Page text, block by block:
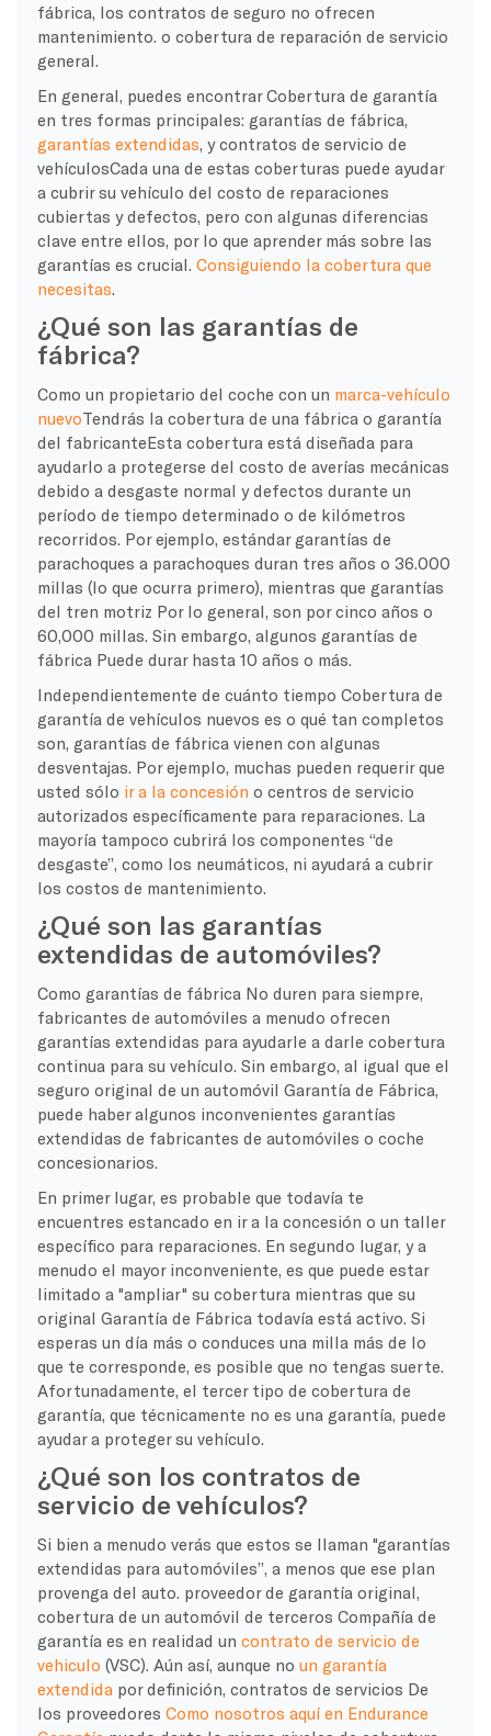
fábrica, los contratos de seguro no ofrecen
mantenimiento. o cobertura de reparación de servicio
general.
En general, puedes encontrarCobertura de garantía
en tres formas principales: garantías de fábrica,
garantías extendidas, ycontratos de servicio de
vehículosCada una de estas coberturas puede ayudar
a cubrir su vehículo del costo de reparaciones
cubiertas y defectos, pero con algunas diferencias
clave entre ellos, por lo que aprender más sobre las
garantías es crucial. Consiguiendo la cobertura que
necesitas.
¿Qué son las garantías de
fábrica?
Como un propietario del coche con un marca-vehículo
nuevoTendrás la cobertura de una fábrica o garantía
del fabricanteEsta cobertura está diseñada para
ayudarlo a protegerse del costo de averías mecánicas
debido a desgaste normal y defectos durante un
período de tiempo determinado o de kilómetros
recorridos. Por ejemplo, estándargarantías de
parachoques a parachoques duran tres años o 36.000
millas (lo que ocurra primero), mientras que garantías
del tren motriz Por lo general, son por cinco años o
60,000 millas. Sin embargo, algunos garantías de
fábrica Puede durar hasta 10 años o más.
Independientemente de cuánto tiempo Cobertura de
garantía de vehículos nuevos es o qué tan completos
son, garantías de fábrica vienen con algunas
desventajas. Por ejemplo, muchas pueden requerir que
usted sólo ir a la concesión o centros de servicio
autorizados específicamente para reparaciones. La
mayoría tampoco cubrirá los componentes “de
desgaste”, como los neumáticos, ni ayudará a cubrir
los costos de mantenimiento.
¿Qué son las garantías
extendidas de automóviles?
Como garantías de fábrica No duren para siempre,
fabricantes de automóviles a menudo ofrecen
garantías extendidas para ayudarle a darle cobertura
continua para su vehículo. Sin embargo, al igual que el
seguro original de un automóvil Garantía de Fábrica,
puede haber algunos inconvenientes garantías
extendidas de fabricantes de automóviles o coche
concesionarios.
En primer lugar, es probable que todavía te
encuentres estancado en ir a la concesión o un taller
específico para reparaciones. En segundo lugar, y a
menudo el mayor inconveniente, es que puede estar
limitado a "ampliar" su cobertura mientras que su
original Garantía de Fábrica todavía está activo. Si
esperas un día más o conduces una milla más de lo
que te corresponde, es posible que no tengas suerte.
Afortunadamente, el tercer tipo de cobertura de
garantía, que técnicamente no es una garantía, puede
ayudar a proteger su vehículo.
¿Qué son los contratos de
servicio de vehículos?
Si bien a menudo verás que estos se llaman "garantías
extendidas para automóviles”, a menos que ese plan
provenga del auto. proveedor de garantía original,
cobertura de un automóvil de terceros Compañía de
garantía es en realidad un contrato de servicio de
vehiculo (VSC). Aún así, aunque no un garantía
extendidapor definición, contratos de servicios De
los proveedores Como nosotros aquí en Endurance